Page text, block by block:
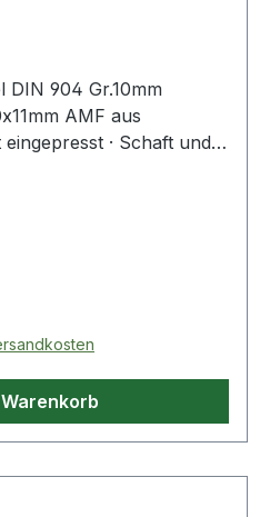
DIN 904 Gr.10mm
AMF aus
· Schaft und